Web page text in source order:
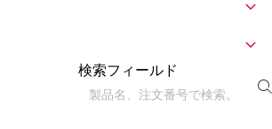
検索フィールド